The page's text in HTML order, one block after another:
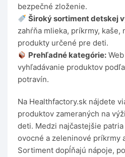
bezpečné zloženie.
Široký sortiment detskej
zahŕňa mlieka, príkrmy, kaše,
produkty určené pre deti.
Prehľadné kategórie:
vyhľadávanie produktov
potravín.
Na Healthfactory.sk nájdete
produktov zameraných na
deti. Medzi najčastejšie
ovocné a zeleninové príkrmy
Sortiment dopĺňajú nápoje,